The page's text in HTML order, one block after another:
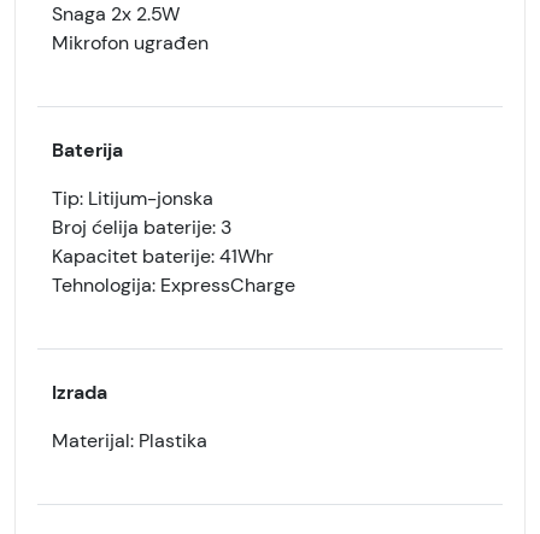
Snaga 2x 2.5W
Mikrofon ugrađen
Baterija
Tip: Litijum-jonska
Broj ćelija baterije: 3
Kapacitet baterije: 41Whr
Tehnologija: ExpressCharge
Izrada
Materijal: Plastika